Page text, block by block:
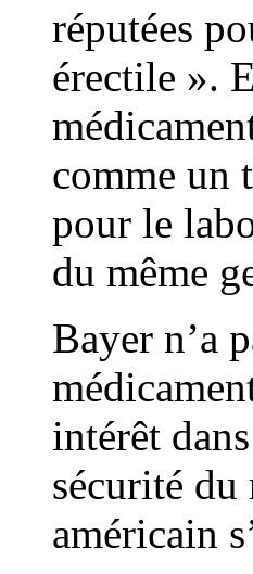
réputées
érectile ».
comme un
pour le
du même
Bayer n’a
intérêt
sécurité
américain